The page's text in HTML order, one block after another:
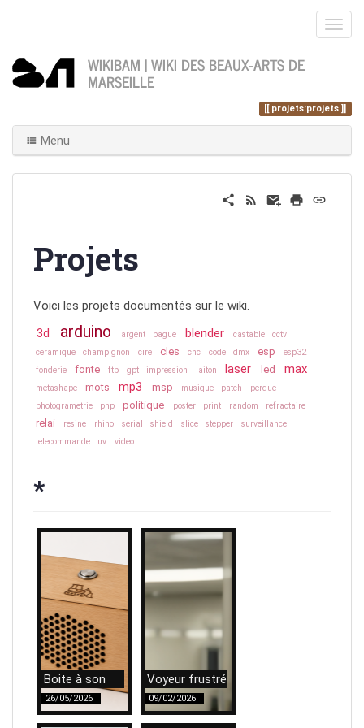
WIKIBAM | WIKI DES BEAUX-ARTS DE
MARSEILLE
Vous êtes ici Homeprojets
projets:projets
Menu
Projets
Voici les projets documentés sur le wiki.
3d
arduino argent bague blender castable
cctv
ceramique
champignon cire cles cnc code dmx esp
esp32
fonderie
fonte ftp gpt impression laiton laser led max
metashape mots mp3 msp musique patch
perdue
photogrametrie
php politique poster print random refractaire
relai resine rhino serial shield slice stepper
surveillance
telecommande
uv video
*
Boite à son
26/05/2026
Voyeur frustré
09/02/2026